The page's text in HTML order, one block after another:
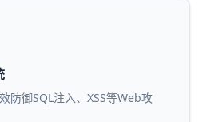
防御SQL注入、XSS等Web攻